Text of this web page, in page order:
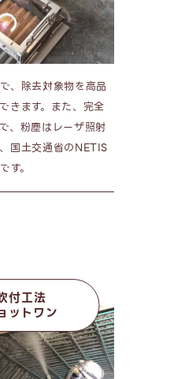
、除去対象物を高品
きます。また、完全
、粉塵はレーザ照射
国土交通省のNETIS
す。
付工法
ットワン